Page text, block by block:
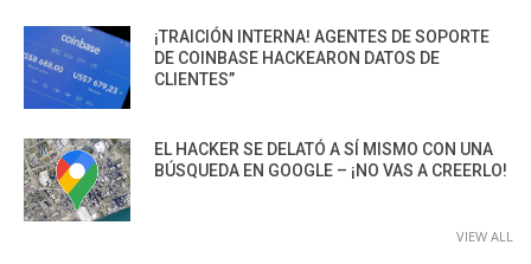
¡TRAICIÓN INTERNA! AGENTES DE SOPORTE
DE COINBASE HACKEARON DATOS DE
CLIENTES”
EL HACKER SE DELATÓ A SÍ MISMO CON UNA
BÚSQUEDA EN GOOGLE – ¡NO VAS A CREERLO!
VIEW ALL